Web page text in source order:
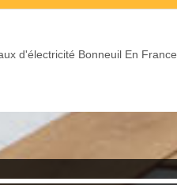
d'électricité Bonneuil En France